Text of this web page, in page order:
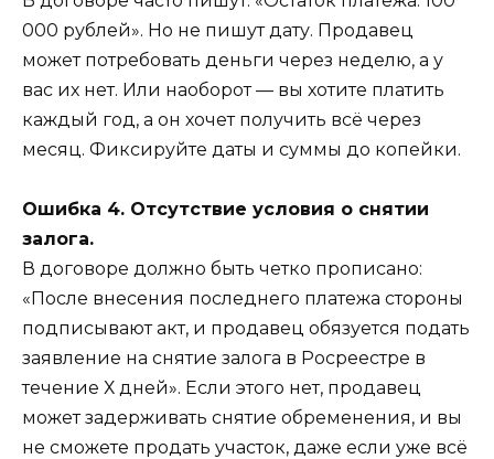
000 рублей». Но не пишут дату. Продавец
может потребовать деньги через неделю, а у
вас их нет. Или наоборот — вы хотите платить
каждый год, а он хочет получить всё через
месяц. Фиксируйте даты и суммы до копейки.
Ошибка 4. Отсутствие условия о снятии
залога.
В договоре должно быть четко прописано:
«После внесения последнего платежа стороны
подписывают акт, и продавец обязуется подать
заявление на снятие залога в Росреестре в
течение Х дней». Если этого нет, продавец
может задерживать снятие обременения, и вы
не сможете продать участок, даже если уже всё